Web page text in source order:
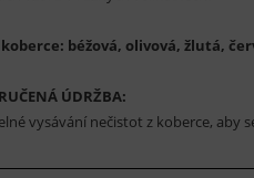
béžová, olivová, žlutá,
ÚDRŽBA:
vysávání nečistot z koberce, aby